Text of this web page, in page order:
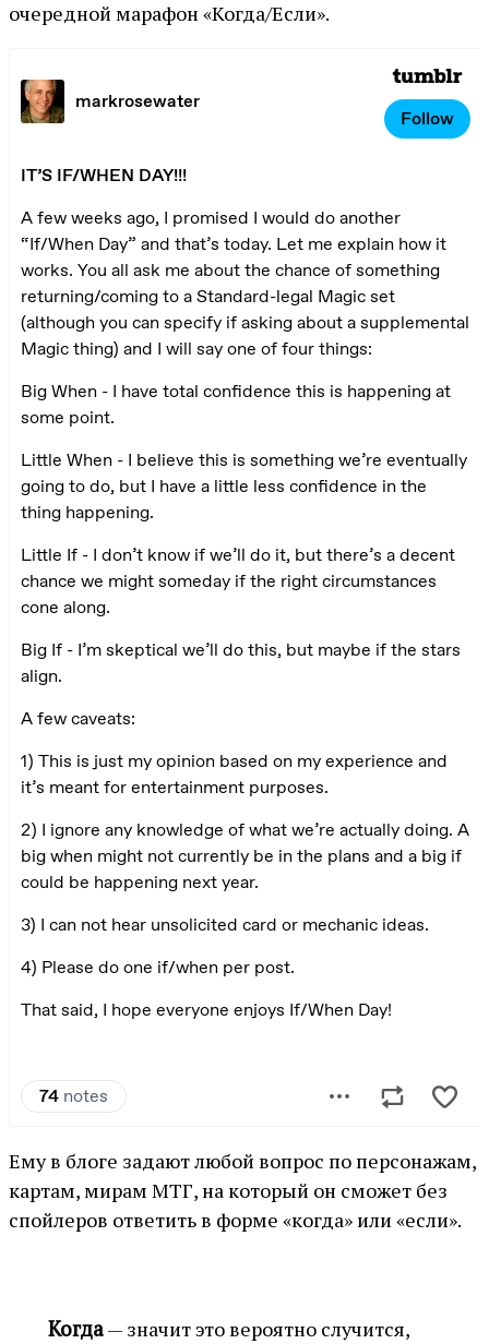
очередной марафон «Когда/Если».
Ему в блоге задают любой вопрос по персонажам,
картам, мирам МТГ, на который он сможет без
спойлеров ответить в форме «когда» или «если».
Когда— значит это вероятно случится,